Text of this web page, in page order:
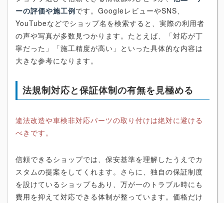
ーの評価や施工例です。GoogleレビューやSNS、
YouTubeなどでショップ名を検索すると、実際の利用者
の声や写真が多数見つかります。たとえば、「対応が丁
寧だった」「施工精度が高い」といった具体的な内容は
大きな参考になります。
法規制対応と保証体制の有無を見極める
違法改造や車検非対応パーツの取り付けは絶対に避ける
べきです。
信頼できるショップでは、保安基準を理解したうえでカ
スタムの提案をしてくれます。さらに、独自の保証制度
を設けているショップもあり、万が一のトラブル時にも
費用を抑えて対応できる体制が整っています。価格だけ